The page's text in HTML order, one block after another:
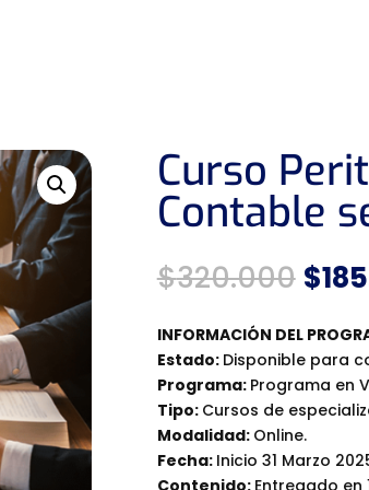
Curso
Contable
$320.000 El
era:
$
INFORMACIÓN DEL
Estado: Disponible para
Programa: Programa en
Tipo: Cursos de
Modalidad: Online.
Fecha: Inicio 31 Marzo